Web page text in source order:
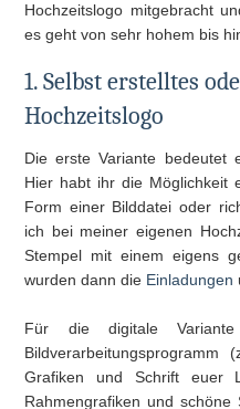
Hochzeitslogo mitgebracht
es geht von sehr hohem bis
1. Selbst erstelltes
Hochzeitslogo
Die erste Variante bedeutet
Hier habt ihr die Möglichkeit
Form einer Bilddatei oder
ich bei meiner eigenen
Stempel mit einem eigens
wurden dann die Einladungen
Für die digitale
Grafiken und Schrift euer
Rahmengrafiken und